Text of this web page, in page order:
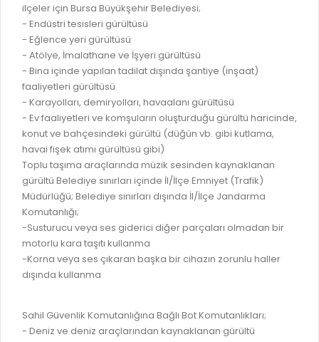
MÜHENDİS, MİMAR VE SÜRVEYAN KAYITLARI (İLÇE
MÜHENDİS, MİMAR VE SÜRVEYAN KAYITLARI
VEFAT KAYDI GİRİŞİ (İLÇE BELEDİYELER)
YER SEÇİM BELGESİ, MOBİL VE SAHA DOLABI BAŞVURULARI
GÜNLÜK KAZI ÇALIŞMALARI
TARIMSAL AMAÇLI METEOROLOJİ İSTASYON VERİLERİ
ilçeler için Bursa Büyükşehir Belediyesi;
- Endüstri tesisleri gürültüsü
- Eğlence yeri gürültüsü
- Atölye, İmalathane ve İşyeri gürültüsü
- Bina içinde yapılan tadilat dışında şantiye (inşaat)
faaliyetleri gürültüsü
- Karayolları, demiryolları, havaalanı gürültüsü
- Ev faaliyetleri ve komşuların oluşturduğu gürültü haricinde,
konut ve bahçesindeki gürültü (düğün vb. gibi kutlama,
havai fişek atımı gürültüsü gibi)
Toplu taşıma araçlarında müzik sesinden kaynaklanan
gürültü Belediye sınırları içinde İl/İlçe Emniyet (Trafik)
Müdürlüğü; Belediye sınırları dışında İl/İlçe Jandarma
Komutanlığı;
-Susturucu veya ses giderici diğer parçaları olmadan bir
motorlu kara taşıtı kullanma
-Korna veya ses çıkaran başka bir cihazın zorunlu haller
dışında kullanma
Sahil Güvenlik Komutanlığına Bağlı Bot Komutanlıkları;
- Deniz ve deniz araçlarından kaynaklanan gürültü